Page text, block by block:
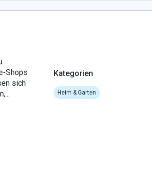
Shops
sich
Kategorien
Heim & Garten